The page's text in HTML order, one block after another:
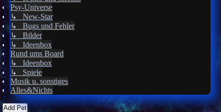
Psy-Universe
↳ New-Star
↳ Bugs und Fehler
↳ Bilder
↳ Ideenbox
Rund ums Board
↳ Ideenbox
↳ Spiele
Musik u. sonstiges
Alles&Nichts
Add Pet